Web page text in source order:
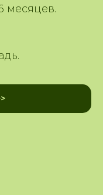
месяцев.